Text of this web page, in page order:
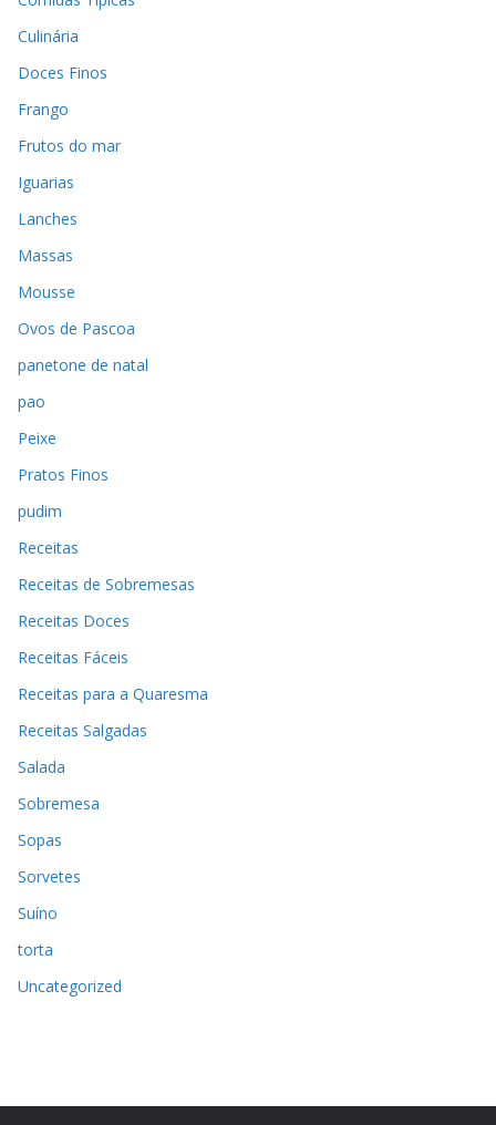
Culinária
Doces Finos
Frango
Frutos do mar
Iguarias
Lanches
Massas
Mousse
Ovos de Pascoa
panetone de natal
pao
Peixe
Pratos Finos
pudim
Receitas
Receitas de Sobremesas
Receitas Doces
Receitas Fáceis
Receitas para a Quaresma
Receitas Salgadas
Salada
Sobremesa
Sopas
Sorvetes
Suíno
torta
Uncategorized